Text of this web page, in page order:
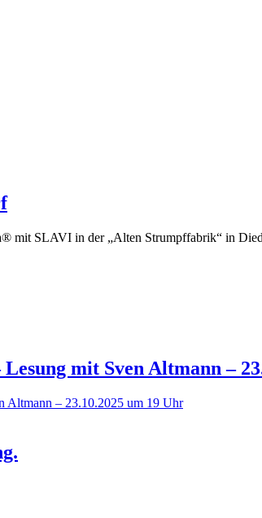
mit SLAVI in der „Alten Strumpffabrik“ in
mit Sven Altmann –
Altmann – 23.10.2025 um 19 Uhr